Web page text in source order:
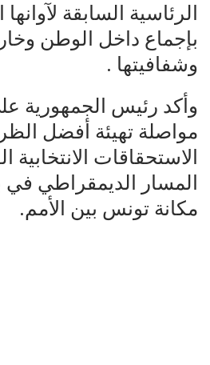
الرئاسية السابقة
بإجماع داخل الوطن
وشفافيتها .
وأكد رئيس الجمهورية
مواصلة تهيئة أفضل
الاستحقاقات الانتخابية
المسار الديمقراطي في
مكانة تونس بين الأمم.